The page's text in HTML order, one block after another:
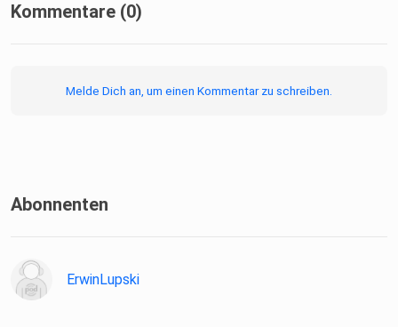
Kommentare (0)
Melde Dich an, um einen Kommentar zu schreiben.
Abonnenten
ErwinLupski